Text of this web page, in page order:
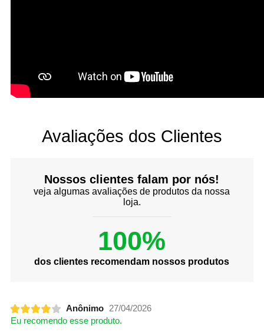
Avaliações dos Clientes
Nossos clientes falam por nós!
veja algumas avaliações de produtos da nossa
loja.
100%
dos clientes recomendam nossos produtos
Anônimo
27/04/2026
Eu recomendo esse produto.